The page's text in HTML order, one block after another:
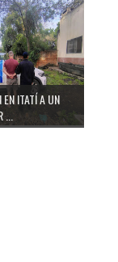
EN ITATÍ A UN